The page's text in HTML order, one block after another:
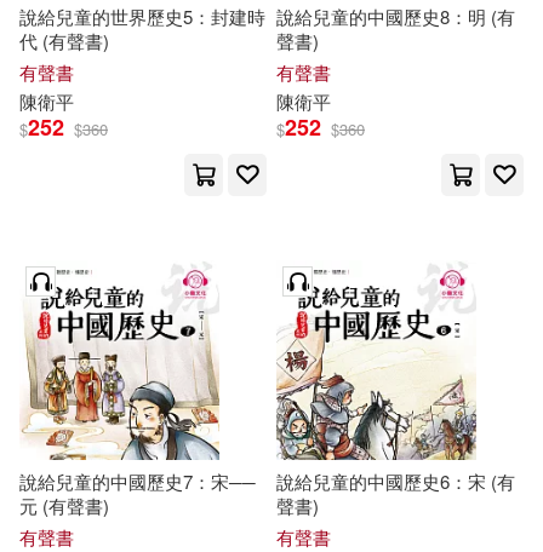
說給兒童的世界歷史5：封建時
代 (有聲書)
有聲書
陳衛平
$252 $360
說給兒童的中國歷史8：明 (有
聲書)
有聲書
陳衛平
$252 $360
說給兒童的中國歷史7：宋──
元 (有聲書)
有聲書
說給兒童的中國歷史6：宋 (有
聲書)
有聲書